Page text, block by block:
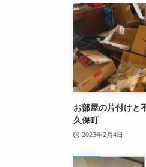
お部屋の片付けと
久保町
2023年2月4日